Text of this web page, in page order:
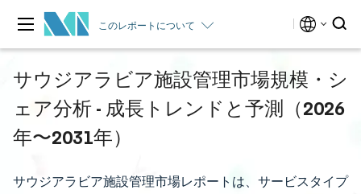
このレポートについて
サウジアラビア施設管理市場規模・シ
ェア分析 - 成長トレンドと予測（2026
年〜2031年）
サウジアラビア施設管理市場レポートは、サービスタイプ